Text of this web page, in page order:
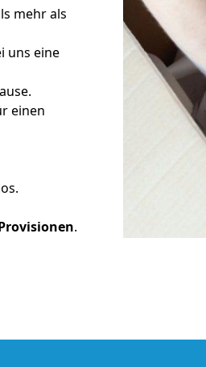
mehr als
uns eine
einen
.